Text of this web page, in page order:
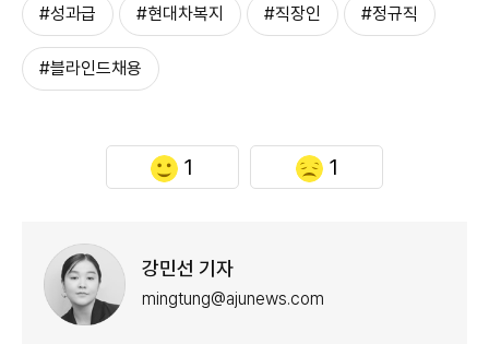
#성과급 #현대차복지 #직장인 #정규직
#블라인드채용
1 1
강민선 기자
mingtung@ajunews.com